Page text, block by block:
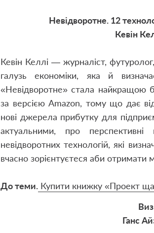
Невідворотне. 12
Кевін
Кевін Келлі — журналіст,
галузь економіки, яка й
«Невідворотне» стала найкращою
за версією Amazon, тому що дає
нові джерела прибутку для
актуальними, про
невідворотних технологій, які
вчасно зорієнтуєтеся аби отримати
До теми. Купити книжку «Проект
Ганс